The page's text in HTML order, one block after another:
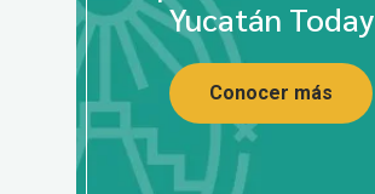
Yucatán Today
Conocer más